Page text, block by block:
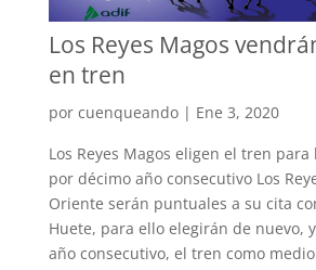
Los Reyes Magos
en tren
por cuenqueando| Ene 3, 2020
Los Reyes Magos eligen el tren
por décimo año consecutivo Los
Oriente serán puntuales a su cita
Huete, para ello elegirán de nuevo,
año consecutivo, el tren como